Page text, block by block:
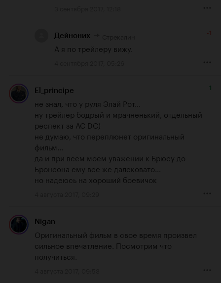
Дейноних -1
А я по трейлеру вижу.
El_principe 1
не знал, что у руля Элай Рот...
ну трейлер бодрый и мрачненький, отдельный
респект за AC DC)
не думаю, что переплюнет оригинальный
фильм...
да и при всем моем уважении к Брюсу до
Бронсона ему все же далековато...
но надеюсь на хороший боевичок
Nigan
Оригинальный фильм в свое время произвел
сильное впечатление. Посмотрим что
получиться.